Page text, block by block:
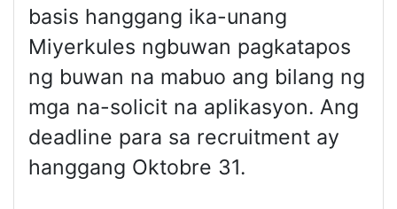
basis hanggang ika-unang
Miyerkules ngbuwan pagkatapos
ng buwan na mabuo ang bilang ng
mga na-solicit na aplikasyon. Ang
deadline para sa recruitment ay
hanggang Oktobre 31.